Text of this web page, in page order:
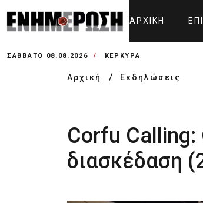
ΑΡΧΙΚΉ
ΣΆΒΒΑΤΟ 08.08.2026 ΚΕΡΚΥΡΑ
Αρχική Εκδηλώσεις
Corfu Calling:
διασκέδαση